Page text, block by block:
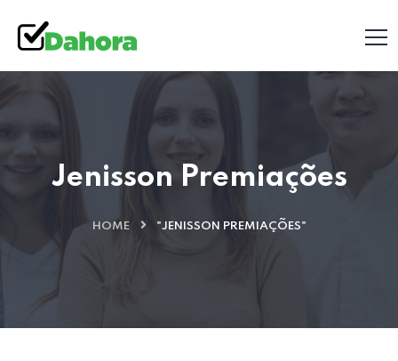
Jenisson Premiações
HOME "JENISSON PREMIAÇÕES"